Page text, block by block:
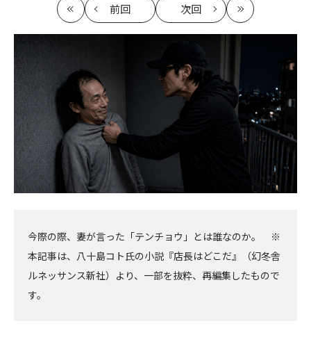
最
初
前回
記
次回
記
へ
最
新
今際の際、妻が言った「テンチョウ」とは誰なのか。 ※
本記事は、八十島コト氏の小説『店長はどこだ』（幻冬舎
ルネッサンス新社）より、一部を抜粋、再編集したもので
す。